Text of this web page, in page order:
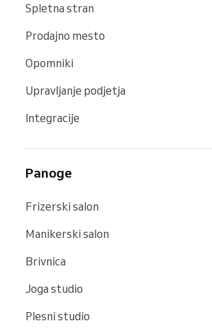
Spletna stran
Prodajno mesto
Opomniki
Upravljanje podjetja
Integracije
Panoge
Frizerski salon
Manikerski salon
Brivnica
Joga studio
Plesni studio